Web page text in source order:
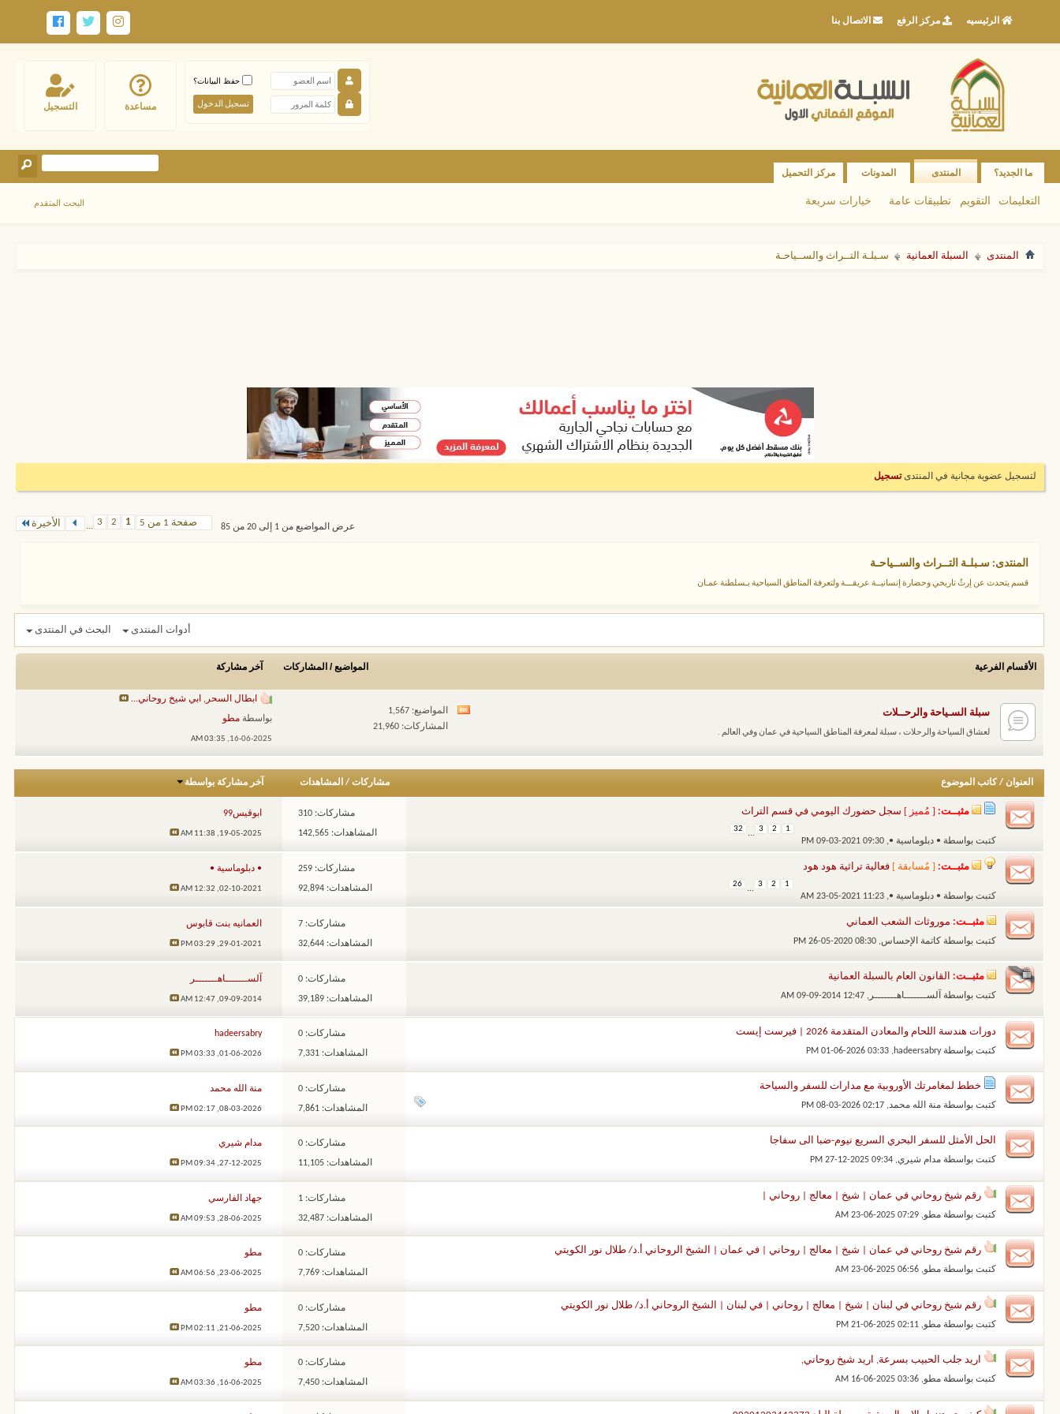
الرئيسيه مركز الرفع الاتصال بنا
التسجيل مساعدة
حفظ البيانات؟
ما الجديد؟ المنتدى
التعليمات التقويم تطبيقات عامة خيارات سريعة
المدونات مركز التحميل
البحث المتقدم
المنتدى السبلة العمانية سـبلـة التــراث والســياحـة
لتسجيل عضوية مجانية في المنتدىتسجيل
صفحة 1 من 5 1
2
3
... الأخيرة عرض المواضيع من 1 إلى 20 من 85
المنتدى: سـبلـة التــراث والســياحـة
قسم يتحدث عن إرثٌ تاريخي وحضارة إنسانيــة عريقـــة ولتعرفة المناطق السياحية بـسلطنة عمـان
أدوات المنتدى البحث في المنتدى
الأقسام الفرعية المواضيع / المشاركات آخر مشاركة
سبلة السـياحة والرحــلات
لعشاق السياحة والرحلات ، سبلة لمعرفة المناطق السياحية في عمان وفي العالم .
مشاهدة
هذا
المواضيع: 1,567
المشاركات: 21,960
ابطال السحر, ابي شيخ روحاني...
بواسطة مطو
16-06-2025,
03:35 AM
العنوان / كاتب الموضوع مشاركات/ المشاهدات آخر مشاركة بواسطة
مثبــت: [ مُميز ] سجل حضورك اليومي في قسم التراث
كتبت بواسطة • دبلوماسية •‏, 09-03-2021 09:30 PM
1
2
3
...
32
مشاركات: 310
المشاهدات: 142,565
ابوقيس99
19-05-2025,
11:38 AM
مثبــت: [ مُسابقة ] فعالية تراثية هود هود
كتبت بواسطة • دبلوماسية •‏, 23-05-2021 11:23 AM
1
2
3
...
26
مشاركات: 259
المشاهدات: 92,894
• دبلوماسية •
02-10-2021,
12:32 AM
مثبــت: موروثات الشعب العماني
كتبت بواسطة كاتمة الإحساس‏, 26-05-2020 08:30 PM
مشاركات: 7
المشاهدات: 32,644
العمانيه بنت قابوس
29-01-2021,
03:29 PM
مثبــت: القانون العام بالسبلة العمانية
كتبت بواسطة آلســـــــاهـــــــر ‏, 09-09-2014 12:47 AM
مشاركات: 0
المشاهدات: 39,189
آلســـــــاهـــــــر
09-09-2014,
12:47 AM
دورات هندسة اللحام والمعادن المتقدمة 2026 | فيرست إيست
كتبت بواسطةhadeersabry
‏, 01-06-2026 03:33 PM
مشاركات: 0
المشاهدات: 7,331
hadeersabry
01-06-2026,
03:33 PM
خطط لمغامرتك الأوروبية مع مدارات للسفر والسياحة
كتبت بواسطة منة الله محمد‏, 08-03-2026 02:17 PM
مشاركات: 0
المشاهدات: 7,861
منة الله محمد
08-03-2026,
02:17 PM
الحل الأمثل للسفر البحري السريع نيوم-ضبا الى سفاجا
كتبت بواسطة مدام شيري‏, 27-12-2025 09:34 PM
مشاركات: 0
المشاهدات: 11,105
مدام شيري
27-12-2025,
09:34 PM
رقم شيخ روحاني في عمان | شيخ | معالج | روحاني |
كتبت بواسطة مطو‏, 23-06-2025 07:29 AM
مشاركات: 1
المشاهدات: 32,487
جهاد الفارسي
28-06-2025,
09:53 AM
رقم شيخ روحاني في عمان | شيخ | معالج | روحاني | في عمان | الشيخ الروحاني أ.د/ طلال نور الكويتي
كتبت بواسطة مطو‏, 23-06-2025 06:56 AM
مشاركات: 0
المشاهدات: 7,769
مطو
23-06-2025,
06:56 AM
رقم شيخ روحاني في لبنان | شيخ | معالج | روحاني | في لبنان | الشيخ الروحاني أ.د/ طلال نور الكويتي
كتبت بواسطة مطو‏, 21-06-2025 02:11 PM
مشاركات: 0
المشاهدات: 7,520
مطو
21-06-2025,
02:11 PM
اريد جلب الحبيب بسرعة, اريد شيخ روحاني,
كتبت بواسطة مطو‏, 16-06-2025 03:36 AM
مشاركات: 0
المشاهدات: 7,450
مطو
16-06-2025,
03:36 AM